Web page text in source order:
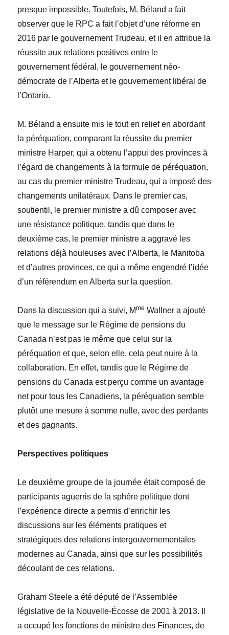
presque impossible. Toutefois, M. Béland a fait
observer que le RPC a fait l’objet d’une réforme en
2016 par le gouvernement Trudeau, et il en attribue la
réussite aux relations positives entre le
gouvernement fédéral, le gouvernement néo-
démocrate de l’Alberta et le gouvernement libéral de
l’Ontario.
M. Béland a ensuite mis le tout en relief en abordant
la péréquation, comparant la réussite du premier
ministre Harper, qui a obtenu l’appui des provinces à
l’égard de changements à la formule de péréquation,
au cas du premier ministre Trudeau, qui a imposé des
changements unilatéraux. Dans le premier cas,
soutientil, le premier ministre a dû composer avec
une résistance politique, tandis que dans le
deuxième cas, le premier ministre a aggravé les
relations déjà houleuses avec l’Alberta, le Manitoba
et d’autres provinces, ce qui a même engendré l’idée
d’un référendum en Alberta sur la question.
Dans la discussion qui a suivi, Mme Wallner a ajouté
que le message sur le Régime de pensions du
Canada n’est pas le même que celui sur la
péréquation et que, selon elle, cela peut nuire à la
collaboration. En effet, tandis que le Régime de
pensions du Canada est perçu comme un avantage
net pour tous les Canadiens, la péréquation semble
plutôt une mesure à somme nulle, avec des perdants
et des gagnants.
Perspectives politiques
Le deuxième groupe de la journée était composé de
participants aguerris de la sphère politique dont
l’expérience directe a permis d’enrichir les
discussions sur les éléments pratiques et
stratégiques des relations intergouvernementales
modernes au Canada, ainsi que sur les possibilités
découlant de ces relations.
Graham Steele a été député de l’Assemblée
législative de la Nouvelle-Écosse de 2001 à 2013. Il
a occupé les fonctions de ministre des Finances, de